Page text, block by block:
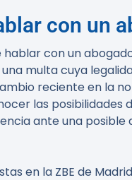
con un
con un
multa cuya
reciente en la
las posibilidades
ante una
en la ZBE de